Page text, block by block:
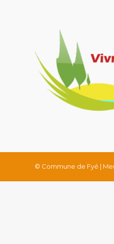
© Commune de Fyé |